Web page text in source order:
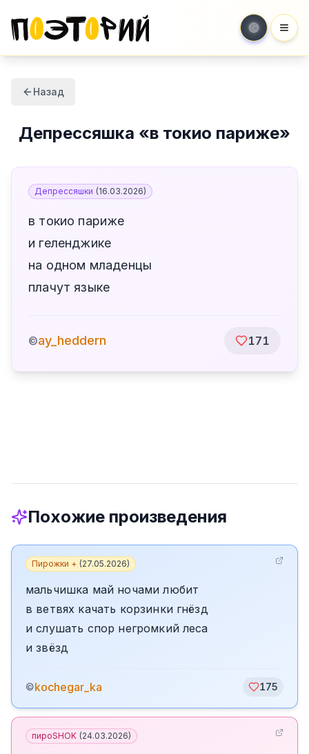
Назад
Депрессяшка «в токио париже»
Депрессяшки (16.03.2026)
в токио париже
и геленджике
на одном младенцы
плачут языке
©ay_heddern 171
Похожие произведения
Пирожки + (27.05.2026)
мальчишка май ночами любит
в ветвях качать корзинки гнёзд
и слушать спор негромкий леса
и звёзд
©kochegar_ka 175
пироSHOK (24.03.2026)